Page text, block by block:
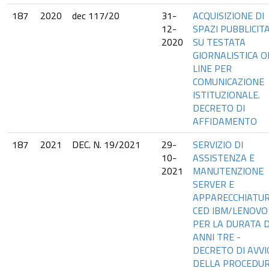
187
2020 dec 117/20
31-
12-
2020
ACQUISIZIONE DI
SPAZI
SU TESTATA
GIORNALISTICA
LINE PER
COMUNICAZIONE
ISTITUZIONALE.
DECRETO DI
AFFIDAMENTO
187
2021 DEC. N. 19/2021
29-
10-
2021
SERVIZIO DI
ASSISTENZA E
MANUTENZIONE
SERVER E
CED IBM/LENOVO
PER LA DURATA
ANNI TRE -
DECRETO DI
DELLA